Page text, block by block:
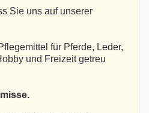
Sie uns auf unserer
für Pferde, Leder,
und Freizeit getreu